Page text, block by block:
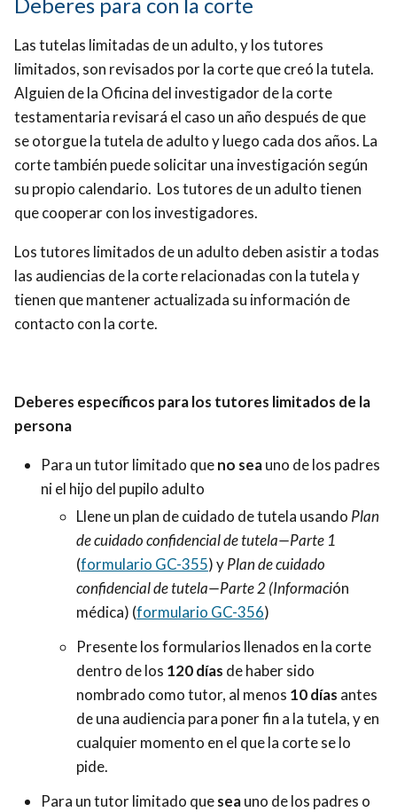
Deberes para con la corte
Las tutelas limitadas de un adulto, y los tutores
limitados, son revisados por la corte que creó la tutela.
Alguien de la Oficina del investigador de la corte
testamentaria revisará el caso un año después de que
se otorgue la tutela de adulto y luego cada dos años. La
corte también puede solicitar una investigación según
su propio calendario. Los tutores de un adulto tienen
que cooperar con los investigadores.
Los tutores limitados de un adulto deben asistir a todas
las audiencias de la corte relacionadas con la tutela y
tienen que mantener actualizada su información de
contacto con la corte.
Deberes específicos para los tutores limitados de la
persona
Para un tutor limitado queno seauno de los padres
ni el hijo del pupilo adulto
Llene un plan de cuidado de tutela usando Plan
de cuidado confidencial de tutela—Parte 1
(formulario GC-355) yPlan de cuidado
confidencial de tutela—Parte 2 (Información
médica) (formulario GC-356)
Presente los formularios llenados en la corte
dentro de los 120 días de haber sido
nombrado como tutor, al menos 10 días antes
de una audiencia para poner fin a la tutela, y en
cualquier momento en el que la corte se lo
pide.
Para un tutor limitado queseauno de los padres o